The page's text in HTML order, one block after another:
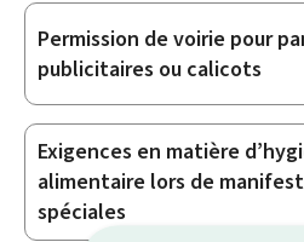
Permission de voirie pour
publicitaires ou calicots
Exigences en matière
alimentaire lors de
spéciales